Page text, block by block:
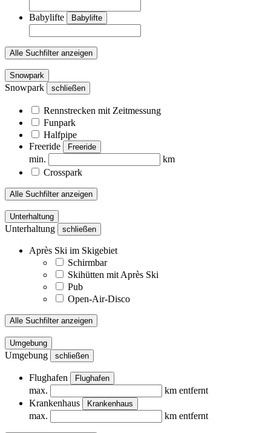
Babylifte Babylifte
Alle Suchfilter anzeigen
Snowpark
Snowpark schließen
Rennstrecken mit Zeitmessung
Funpark
Halfpipe
Freeride
Freeride
min.
km
Crosspark
Alle Suchfilter anzeigen
Unterhaltung
Unterhaltung schließen
Après Ski im Skigebiet
Schirmbar
Skihütten mit Après Ski
Pub
Open-Air-Disco
Alle Suchfilter anzeigen
Umgebung
Umgebung schließen
Flughafen Flughafen
max.
km entfernt
Krankenhaus
Krankenhaus
max. km entfernt